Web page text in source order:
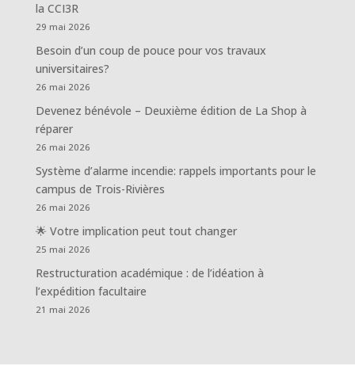
la CCI3R
29 mai 2026
Besoin d’un coup de pouce pour vos travaux
universitaires?
26 mai 2026
Devenez bénévole – Deuxième édition de La Shop à
réparer
26 mai 2026
Système d’alarme incendie: rappels importants pour le
campus de Trois-Rivières
26 mai 2026
🌟 Votre implication peut tout changer
25 mai 2026
Restructuration académique : de l’idéation à
l’expédition facultaire
21 mai 2026